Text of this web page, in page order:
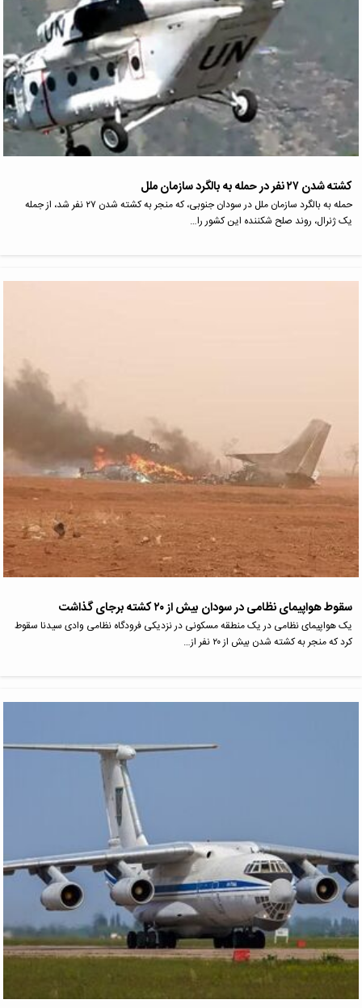
کشته شدن ۲۷ نفر در حمله به بالگرد سازمان ملل
حمله به بالگرد سازمان ملل در سودان جنوبی، که منجر به کشته شدن ۲۷ نفر شد، از جمله
یک ژنرال، روند صلح شکننده این کشور را…
سقوط هواپیمای نظامی در سودان بیش از ۲۰ کشته برجای گذاشت
یک هواپیمای نظامی در یک منطقه مسکونی در نزدیکی فرودگاه نظامی وادی سیدنا سقوط
کرد که منجر به کشته شدن بیش از ۲۰ نفر از…